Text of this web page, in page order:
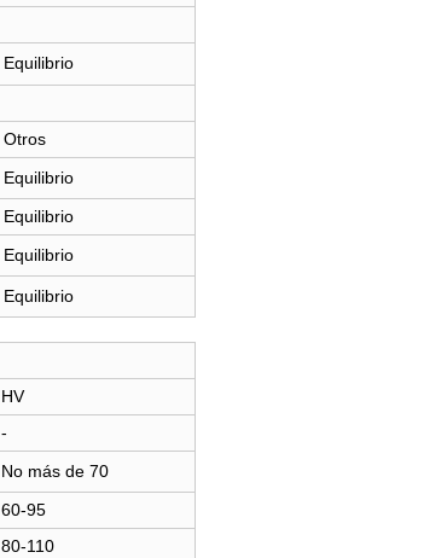
Equilibrio
Otros
Equilibrio
Equilibrio
Equilibrio
Equilibrio
HV
-
No más de 70
60-95
80-110